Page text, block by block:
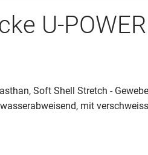
U-POWER
Soft Shell Stretch -
mit